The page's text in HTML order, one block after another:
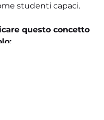
studenti capaci.
questo concetto